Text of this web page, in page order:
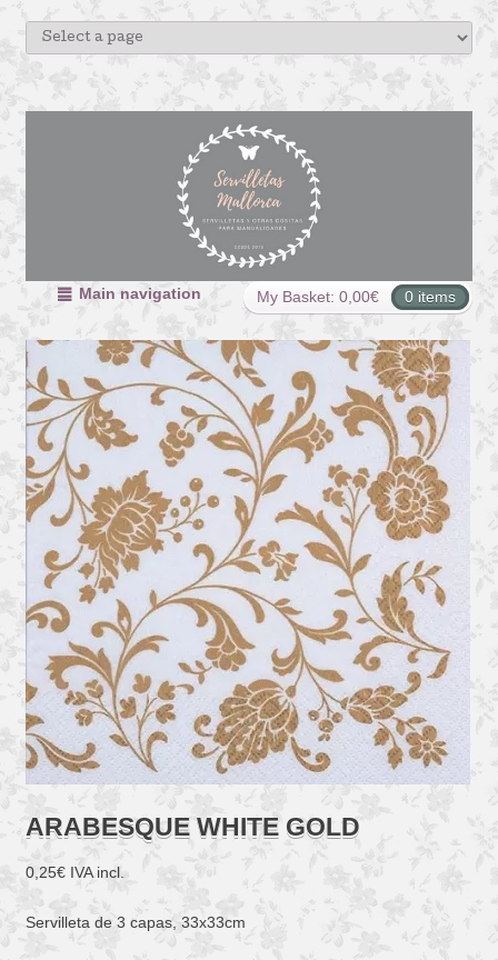
My Basket: 0,00€ 0 items
Main navigation
ARABESQUE WHITE GOLD
0,25€ IVA incl.
Servilleta de 3 capas, 33x33cm